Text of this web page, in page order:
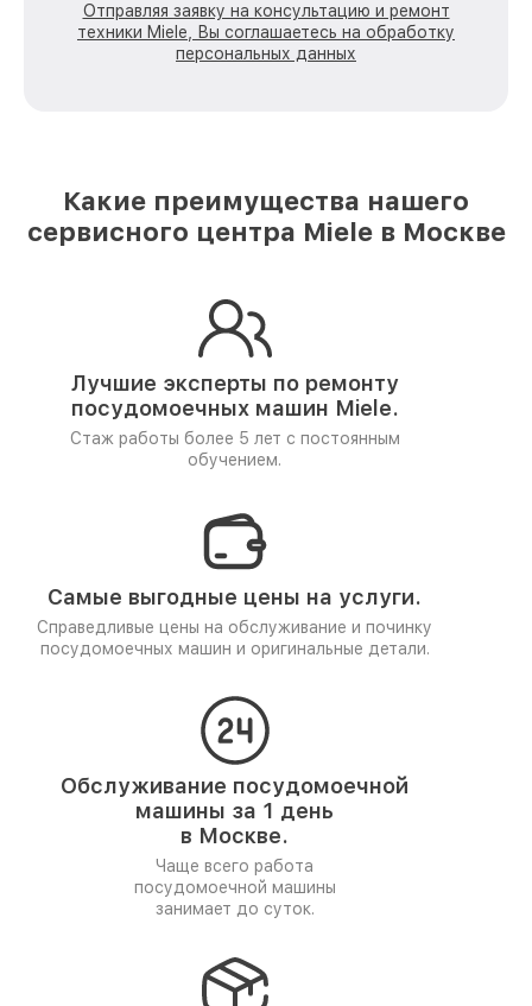
Отправляя заявку на консультацию и ремонт
техники Miele, Вы соглашаетесь на обработку
персональных данных
Какие преимущества нашего
сервисного центра Miele в Москве
Лучшие эксперты по ремонту
посудомоечных машин Miele.
Стаж работы более 5 лет с постоянным
обучением.
Самые выгодные цены на услуги.
Справедливые цены на обслуживание и починку
посудомоечных машин и оригинальные детали.
Обслуживание посудомоечной
машины за 1 день
в Москве.
Чаще всего работа
посудомоечной машины
занимает до суток.